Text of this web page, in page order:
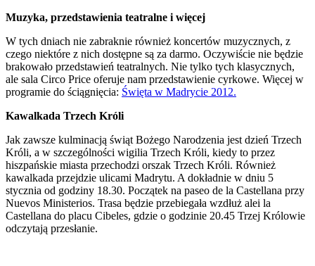
Muzyka, przedstawienia teatralne i więcej
W tych dniach nie zabraknie również koncertów muzycznych, z
czego niektóre z nich dostępne są za darmo. Oczywiście nie będzie
brakowało przedstawień teatralnych. Nie tylko tych klasycznych,
ale sala Circo Price oferuje nam przedstawienie cyrkowe. Więcej w
programie do ściągnięcia: Święta w Madrycie 2012.
Kawalkada Trzech Króli
Jak zawsze kulminacją świąt Bożego Narodzenia jest dzień Trzech
Króli, a w szczególności wigilia Trzech Króli, kiedy to przez
hiszpańskie miasta przechodzi orszak Trzech Króli. Również
kawalkada przejdzie ulicami Madrytu. A dokładnie w dniu 5
stycznia od godziny 18.30. Początek na paseo de la Castellana przy
Nuevos Ministerios. Trasa będzie przebiegała wzdłuż alei la
Castellana do placu Cibeles, gdzie o godzinie 20.45 Trzej Królowie
odczytają przesłanie.